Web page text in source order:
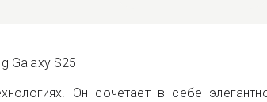
Galaxy S25
Он сочетает в себе